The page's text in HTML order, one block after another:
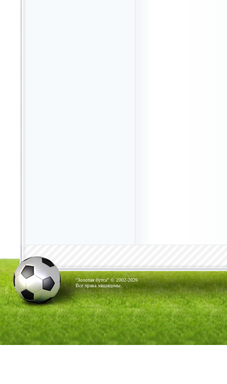
"Золотая бутса" © 2002-2026
Все права защищены.